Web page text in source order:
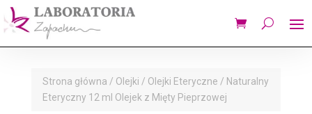
Strona główna / Olejki / Olejki Eteryczne / Naturalny
Eteryczny 12 ml Olejek z Mięty Pieprzowej